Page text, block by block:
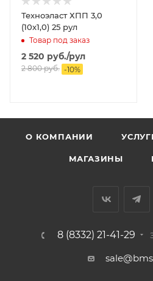
Техноэласт ХПП 3,0
(10х1,0) 25 рул
Товар под заказ
2 520 руб./рул
2 800руб. -10%
О КОМПАНИИ
МАГАЗИНЫ
8 (8332) 21-41-29